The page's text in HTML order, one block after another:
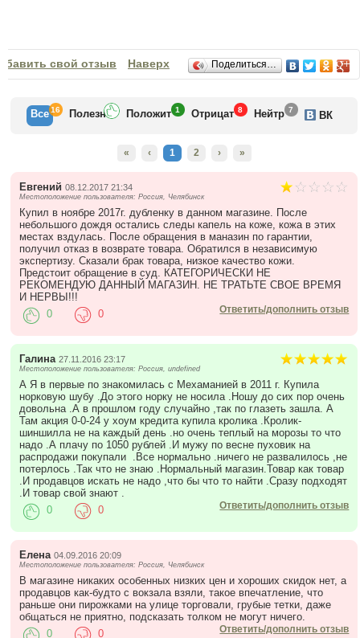
Отзывысвой отзыв Наверх Поделиться…
Все 16 Полезн Положит 1 Отрицат 8 Нейтр 7 ВК
« ‹ 1 2 › »
Евгений 08.12.2017 21:34
Местоположение пользователя: Россия, Челябинск
Купил в ноябре 2017г. дубленку в данном магазине. После
небольшого дождя остались следы капель на коже, кожа в этих
местах вздулась. После обращения в маназин по гарантии,
получил отказ в возврате товара. Обратился в независимую
экспертизу. Сказали брак товара, низкое качество кожи.
Предстоит обращение в суд. КАТЕГОРИЧЕСКИ НЕ
РЕКОМЕНДУЮ ДАННЫЙ МАГАЗИН. НЕ ТРАТЬТЕ СВОЕ ВРЕМЯ
И НЕРВЫ!!!
Ответить/дополнить отзыв
0 0
Галина 27.11.2016 23:17
Местоположение пользователя: Россия, undefined
А Я в первые по знакомилась с Мехаманией в 2011 г. Купила
норковую шубу .До этого норку не носила .Ношу до сих пор очень
довольна .А в прошлом году случайно ,так по глазеть зашла. А
Там акция 0-0-24 у хоум кредита купила кролика .Кролик-
шиншилла не на каждый день .но очень теплый на морозы то что
надо .А плачу по 1050 рублей .И мужу по весне пуховик на
распродажи покупали .Все нормально .ничего не развалилось ,не
потерлось .Так что не знаю .Нормальный магазин.Товар как товар
.И продавцов искать не надо ,что бы что то найти .Сразу подходят
.И товар свой знают .
Ответить/дополнить отзыв
0 0
Елена 04.09.2016 20:09
Местоположение пользователя: Россия, Челябинск
В магазине никаких особенных низких цен и хороших скидок нет, а
продавцов как-будто с вокзала взяли, такое впечатление, что
раньше они пирожками на улице торговали, грубые тетки, даже
общаться не приятно, подсказать толком не могут ничего.
Ответить/дополнить отзыв
0 0